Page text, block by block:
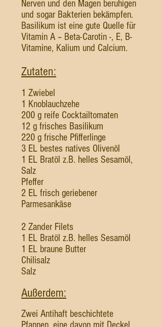
Nerven und den Magen beruhigen
und sogar Bakterien bekämpfen.
Basilikum ist eine gute Quelle für
Vitamin A – Beta-Carotin -, E, B-
Vitamine, Kalium und Calcium.
Zutaten:
1 Zwiebel
1 Knoblauchzehe
200 g reife Cocktailtomaten
12 g frisches Basilikum
220 g frische Pfifferlinge
3 EL bestes natives Olivenöl
1 EL Bratöl z.B. helles Sesamöl,
Salz
Pfeffer
2 EL frisch geriebener
Parmesankäse
2 Zander Filets
1 EL Bratöl z.B. helles Sesamöl
1 EL braune Butter
Chilisalz
Salz
Außerdem:
Zwei Antihaft beschichtete